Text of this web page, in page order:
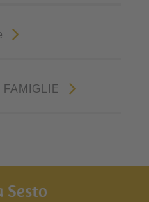
Sesto